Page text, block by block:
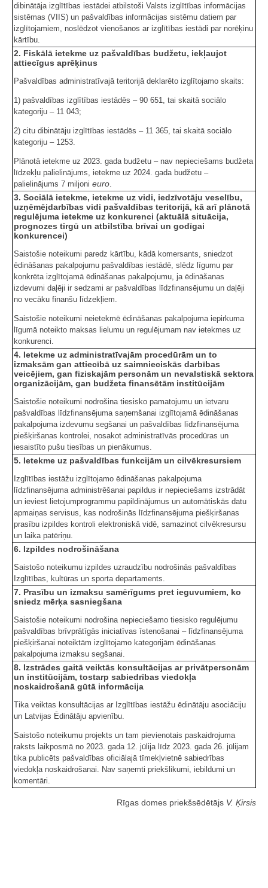
dibinātāja izglītības iestādei atbilstoši Valsts izglītības informācijas
sistēmas (VIIS) un pašvaldības informācijas sistēmu datiem par
izglītojamiem, noslēdzot vienošanos ar izglītības iestādi par norēķinu
kārtību.
2. Fiskālā ietekme uz pašvaldības budžetu, iekļaujot
attiecīgus aprēķinus
Pašvaldības administratīvajā teritorijā deklarēto izglītojamo skaits:
1) pašvaldības izglītības iestādēs – 90 651, tai skaitā sociālo
kategoriju – 11 043;
2) citu dibinātāju izglītības iestādēs – 11 365, tai skaitā sociālo
kategoriju – 1253.
Plānotā ietekme uz 2023. gada budžetu – nav nepieciešams budžeta
līdzekļu palielinājums, ietekme uz 2024. gada budžetu –
palielinājums 7 miljoni euro.
3. Sociālā ietekme, ietekme uz vidi, iedzīvotāju veselību,
uzņēmējdarbības vidi pašvaldības teritorijā, kā arī plānotā
regulējuma ietekme uz konkurenci (aktuālā situācija,
prognozes tirgū un atbilstība brīvai un godīgai
konkurencei)
Saistošie noteikumi paredz kārtību, kādā komersants, sniedzot
ēdināšanas pakalpojumu pašvaldības iestādē, slēdz līgumu par
konkrēta izglītojamā ēdināšanas pakalpojumu, ja ēdināšanas
izdevumi daļēji ir sedzami ar pašvaldības līdzfinansējumu un daļēji
no vecāku finanšu līdzekļiem.
Saistošie noteikumi neietekmē ēdināšanas pakalpojuma iepirkuma
līgumā noteikto maksas lielumu un regulējumam nav ietekmes uz
konkurenci.
4. Ietekme uz administratīvajām procedūrām un to
izmaksām gan attiecībā uz saimnieciskās darbības
veicējiem, gan fiziskajām personām un nevalstiskā sektora
organizācijām, gan budžeta finansētām institūcijām
Saistošie noteikumi nodrošina tiesisko pamatojumu un ietvaru
pašvaldības līdzfinansējuma saņemšanai izglītojamā ēdināšanas
pakalpojuma izdevumu segšanai un pašvaldības līdzfinansējuma
piešķiršanas kontrolei, nosakot administratīvās procedūras un
iesaistīto pušu tiesības un pienākumus.
5. Ietekme uz pašvaldības funkcijām un cilvēkresursiem
Izglītības iestāžu izglītojamo ēdināšanas pakalpojuma
līdzfinansējuma administrēšanai papildus ir nepieciešams izstrādāt
un ieviest lietojumprogrammu papildinājumus un automātiskās datu
apmaiņas servisus, kas nodrošinās līdzfinansējuma piešķiršanas
prasību izpildes kontroli elektroniskā vidē, samazinot cilvēkresursu
un laika patēriņu.
6. Izpildes nodrošināšana
Saistošo noteikumu izpildes uzraudzību nodrošinās pašvaldības
Izglītības, kultūras un sporta departaments.
7. Prasību un izmaksu samērīgums pret ieguvumiem, ko
sniedz mērķa sasniegšana
Saistošie noteikumi nodrošina nepieciešamo tiesisko regulējumu
pašvaldības brīvprātīgās iniciatīvas īstenošanai – līdzfinansējuma
piešķiršanai noteiktām izglītojamo kategorijām ēdināšanas
pakalpojuma izmaksu segšanai.
8. Izstrādes gaitā veiktās konsultācijas ar privātpersonām
un institūcijām, tostarp sabiedrības viedokļa
noskaidrošanā gūtā informācija
Tika veiktas konsultācijas ar Izglītības iestāžu ēdinātāju asociāciju
un Latvijas Ēdinātāju apvienību.
Saistošo noteikumu projekts un tam pievienotais paskaidrojuma
raksts laikposmā no 2023. gada 12. jūlija līdz 2023. gada 26. jūlijam
tika publicēts pašvaldības oficiālajā tīmekļvietnē sabiedrības
viedokļa noskaidrošanai. Nav saņemti priekšlikumi, iebildumi un
komentāri.
Rīgas domes priekšsēdētājs V. Ķirsis